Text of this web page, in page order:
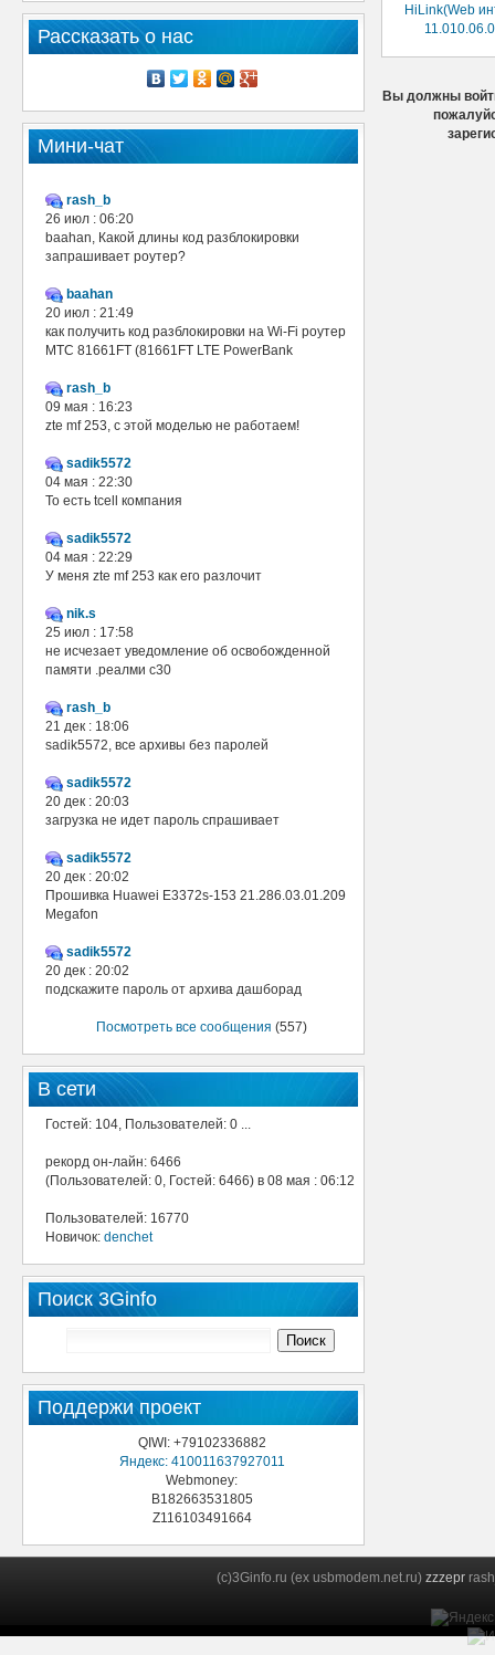
Рассказать о нас
Мини-чат
rash_b
26 июл : 06:20
baahan, Какой длины код разблокировки
запрашивает роутер?
baahan
20 июл : 21:49
как получить код разблокировки на Wi-Fi роутер
МТС 81661FT (81661FT LTE PowerBank
rash_b
09 мая : 16:23
zte mf 253, с этой моделью не работаем!
sadik5572
04 мая : 22:30
То есть tcell компания
sadik5572
04 мая : 22:29
У меня zte mf 253 как его разлочит
nik.s
25 июл : 17:58
не исчезает уведомление об освобожденной
памяти .реалми с30
rash_b
21 дек : 18:06
sadik5572, все архивы без паролей
sadik5572
20 дек : 20:03
загрузка не идет пароль спрашивает
sadik5572
20 дек : 20:02
Прошивка Huawei E3372s-153 21.286.03.01.209
Megafon
sadik5572
20 дек : 20:02
подскажите пароль от архива дашборад
Посмотреть все сообщения (557)
В сети
Гостей: 104, Пользователей: 0 ...
рекорд он-лайн: 6466
(Пользователей: 0, Гостей: 6466) в 08 мая : 06:12
Пользователей: 16770
Новичок: denchet
Поиск 3Ginfo
Поддержи проект
QIWI: +79102336882
Яндекс: 410011637927011
Webmoney:
B182663531805
Z116103491664
HiLink(Web
Вы должны
(c)3Ginfo.ru (ex usbmodem.net.ru) zzzepr